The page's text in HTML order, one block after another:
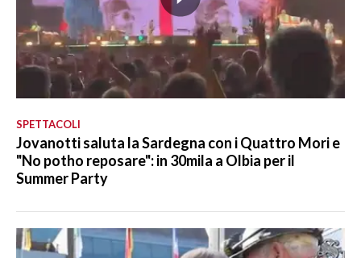
SPETTACOLI
Jovanotti saluta la Sardegna con i Quattro Mori e
"No potho reposare": in 30mila a Olbia per il
Summer Party